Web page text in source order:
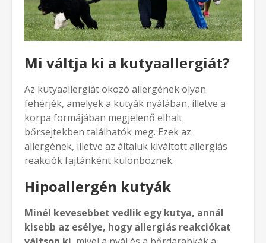
Mi váltja ki a kutyaallergiát?
Az kutyaallergiát okozó allergének olyan
fehérjék, amelyek a kutyák nyálában, illetve a
korpa formájában megjelenő elhalt
bőrsejtekben találhatók meg. Ezek az
allergének, illetve az általuk kiváltott allergiás
reakciók fajtánként különböznek.
Hipoallergén kutyák
Minél kevesebbet vedlik egy kutya, annál
kisebb az esélye, hogy allergiás reakciókat